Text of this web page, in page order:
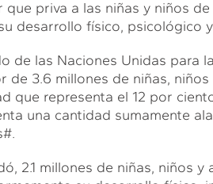
priva a las niñas y niños
desarrollo físico, psicológico
de las Naciones Unidas para
de 3.6 millones de niñas,
que representa el 12 por
una cantidad sumamente
2.1 millones de niñas, niños